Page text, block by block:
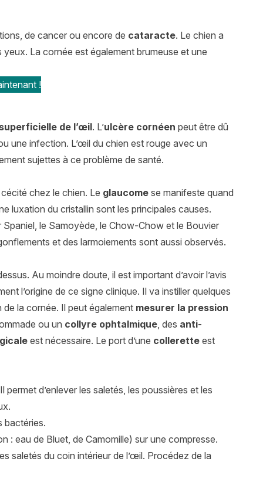
de cancer ou encore de cataracte. Le chien a
La cornée est également brumeuse et une
!
de l’œil. L’ulcère cornéen peut être dû
une infection. L’œil du chien est rouge avec un
sujettes à ce problème de santé.
chez le chien. Le glaucome se manifeste quand
luxation du cristallin sont les principales causes.
le Samoyède, le Chow-Chow et le Bouvier
et des larmoiements sont aussi observés.
Au moindre doute, il est important d’avoir l’avis
l’origine de ce signe clinique. Il va instiller quelques
la cornée. Il peut également mesurer la pression
ou un collyre ophtalmique, des anti-
est nécessaire. Le port d’une collerette est
d’enlever les saletés, les poussières et les
bactéries.
: eau de Bluet, de Camomille) sur une compresse.
saletés du coin intérieur de l’œil. Procédez de la